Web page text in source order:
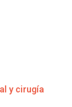
y cirugía